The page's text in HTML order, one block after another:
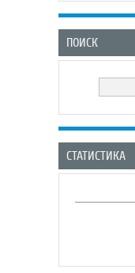
ПОИСК
СТАТИСТИКА